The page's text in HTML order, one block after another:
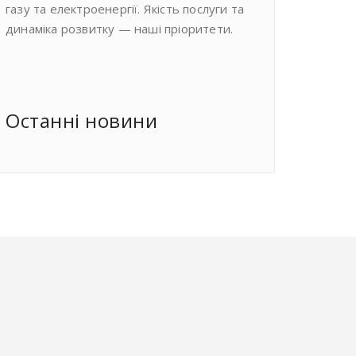
газу та електроенергії. Якість послуги та
динаміка розвитку — наші пріоритети.
Останнi новини